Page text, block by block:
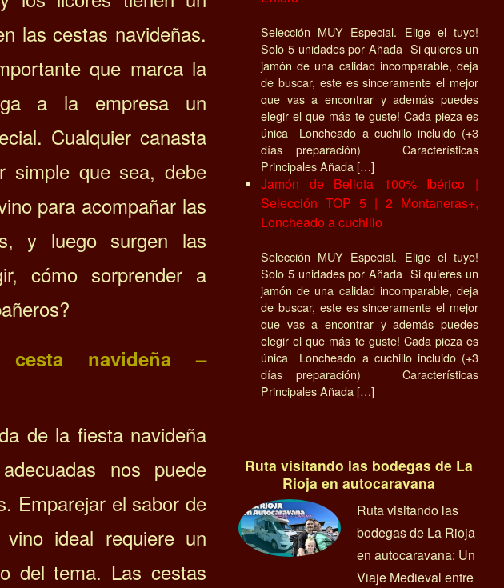
las cestas navideñas.
que marca la
a la empresa un
Cualquier canasta
simple que sea, debe
para acompañar las
y luego surgen las
cómo sorprender a
navideña –
de la fiesta navideña
nos puede
Emparejar el sabor de
ideal requiere un
del tema. Las cestas
Selección MUY Especial. Elige el tuyo!
Solo 5 unidades por Añada Si quieres un
jamón de una calidad incomparable, deja
de buscar, este es sinceramente el mejor
que vas a encontrar y además puedes
elegir el que más te guste! Cada pieza es
única Loncheado a cuchillo incluido (+3
días preparación) Características
Principales Añada […]
Jamón de Bellota 100% Ibérico |
Selección TOP 5 | 2 Montaneras+,
Loncheado a cuchillo
Selección MUY Especial. Elige el tuyo!
Solo 5 unidades por Añada Si quieres un
jamón de una calidad incomparable, deja
de buscar, este es sinceramente el mejor
que vas a encontrar y además puedes
elegir el que más te guste! Cada pieza es
única Loncheado a cuchillo incluido (+3
días preparación) Características
Principales Añada […]
Ruta visitando las bodegas de La
Rioja en autocaravana
Ruta visitando las
bodegas de La Rioja
en autocaravana: Un
Viaje Medieval entre